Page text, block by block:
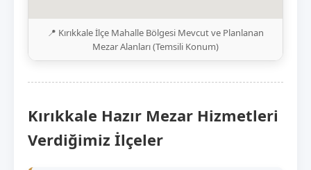
📍 Kırıkkale İlçe Mahalle Bölgesi Mevcut ve Planlanan
Mezar Alanları (Temsili Konum)
Kırıkkale Hazır Mezar Hizmetleri
Verdiğimiz İlçeler